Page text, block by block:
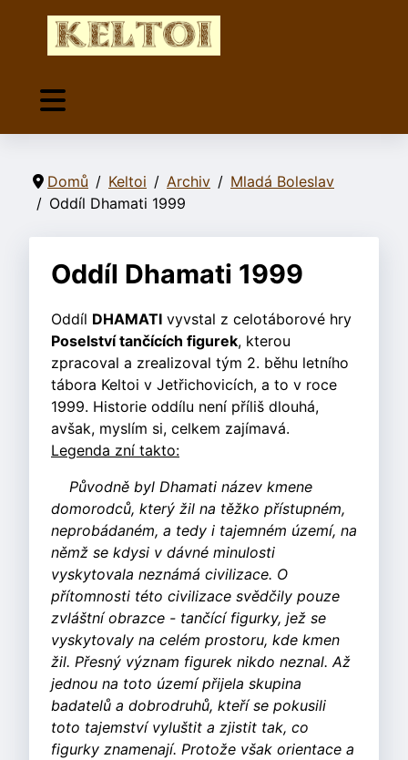
Domů Keltoi Archiv
Mladá Boleslav
Oddíl Dhamati 1999
Oddíl Dhamati 1999
Oddíl DHAMATI vyvstal z celotáborové hry
Poselství tančících figurek, kterou
zpracoval a zrealizoval tým 2. běhu letního
tábora Keltoi v Jetřichovicích, a to v roce
1999. Historie oddílu není příliš dlouhá,
avšak, myslím si, celkem zajímavá.
Legenda zní takto:
Původně byl Dhamati název kmene
domorodců, který žil na těžko přístupném,
neprobádaném, a tedy i tajemném území, na
němž se kdysi v dávné minulosti
vyskytovala neznámá civilizace. O
přítomnosti této civilizace svědčily pouze
zvláštní obrazce - tančící figurky, jež se
vyskytovaly na celém prostoru, kde kmen
žil. Přesný význam figurek nikdo neznal. Až
jednou na toto území přijela skupina
badatelů a dobrodruhů, kteří se pokusili
toto tajemství vyluštit a zjistit tak, co
figurky znamenají. Protože však orientace a